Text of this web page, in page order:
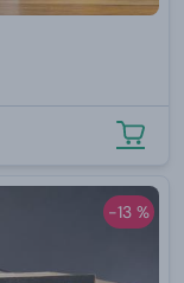
-13 %